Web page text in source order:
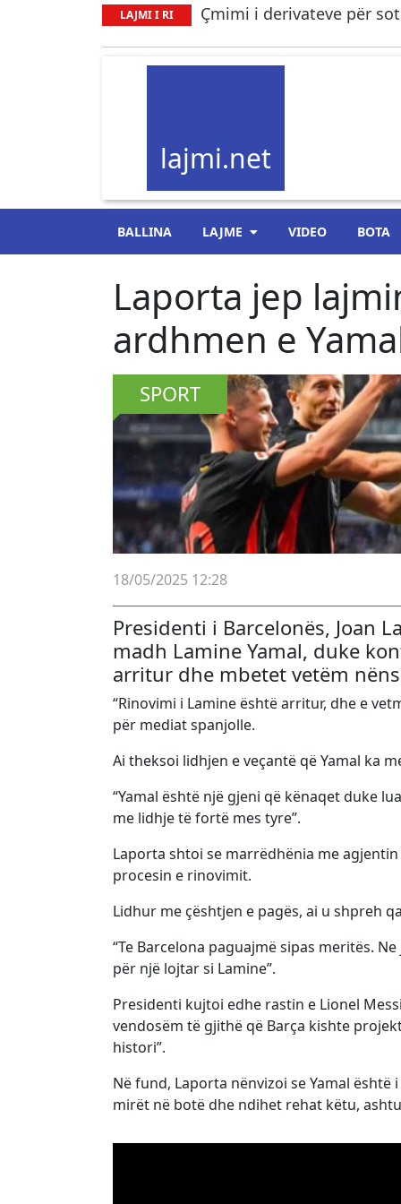
LAJMI I RI Çmimi i derivateve për
lajmi.net
BALLINA LAJME VIDEO BOTA
Laporta jep
ardhmen e
SPORT
18/05/2025 12:28
Presidenti i Barcelonës, Joan
madh Lamine Yamal, duke
arritur dhe mbetet vetëm
“Rinovimi i Lamine është arritur, dhe e
për mediat spanjolle.
Ai theksoi lidhjen e veçantë që Yamal ka
“Yamal është një gjeni që kënaqet duke
me lidhje të fortë mes tyre”.
Laporta shtoi se marrëdhënia me
procesin e rinovimit.
Lidhur me çështjen e pagës, ai u shpreh
“Te Barcelona paguajmë sipas meritës.
për një lojtar si Lamine”.
Presidenti kujtoi edhe rastin e Lionel
vendosëm të gjithë që Barça kishte
histori”.
Në fund, Laporta nënvizoi se Yamal
mirët në botë dhe ndihet rehat këtu,